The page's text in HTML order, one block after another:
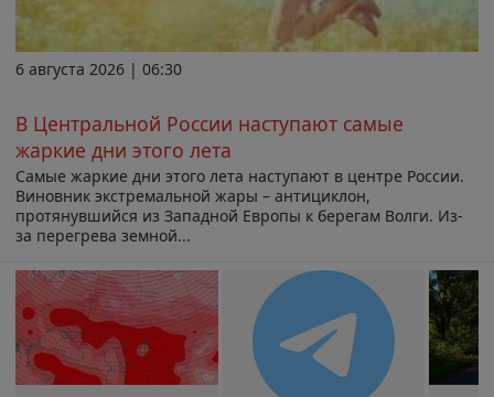
6 августа 2026 | 06:30
В Центральной России наступают самые
жаркие дни этого лета
Самые жаркие дни этого лета наступают в центре России.
Виновник экстремальной жары – антициклон,
протянувшийся из Западной Европы к берегам Волги. Из-
за перегрева земной...